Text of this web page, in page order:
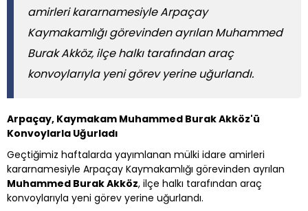
amirleri kararnamesiyle Arpaçay
Kaymakamlığı görevinden ayrılan Muhammed
Burak Akköz, ilçe halkı tarafından araç
konvoylarıyla yeni görev yerine uğurlandı.
Arpaçay, Kaymakam Muhammed Burak Akköz'ü
Konvoylarla Uğurladı
Geçtiğimiz haftalarda yayımlanan mülki idare amirleri
kararnamesiyle Arpaçay Kaymakamlığı görevinden ayrılan
Muhammed Burak Akköz, ilçe halkı tarafından araç
konvoylarıyla yeni görev yerine uğurlandı.